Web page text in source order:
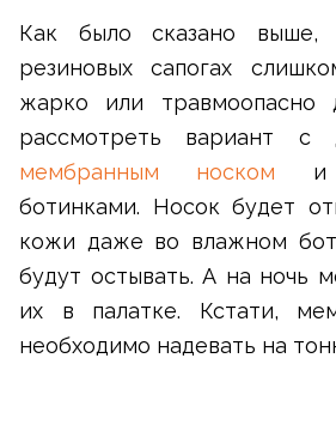
Как было сказано выше,
резиновых сапогах
жарко или травмоопасно
рассмотреть вариант с
мембранным носком и
ботинками. Носок будет
кожи даже во влажном
будут остывать. А на ночь
их в палатке. Кстати,
необходимо надевать на